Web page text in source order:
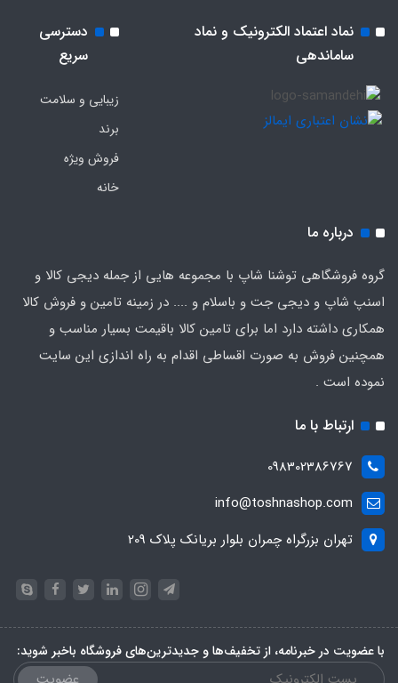
نماد اعتماد الکترونیک و نماد
ساماندهی
دسترسی
سریع
زیبایی و سلامت
برند
فروش ویژه
خانه
درباره ما
گروه فروشگاهی توشنا شاپ با مجموعه هایی از جمله دیجی کالا و
اسنپ شاپ و دیجی جت و باسلام و .... در زمینه تامین و فروش کالا
همکاری داشته دارد اما برای تامین کالا باقیمت بسیار مناسب و
همچنین فروش به صورت اقساطی اقدام به راه اندازی این سایت
نموده است .
ارتباط با ما
098302386767
info@toshnashop.com
تهران بزرگراه چمران بلوار بریانک پلاک 209
با عضویت در خبرنامه، از تخفیف‌ها و جدیدترین‌های فروشگاه باخبر شوید: